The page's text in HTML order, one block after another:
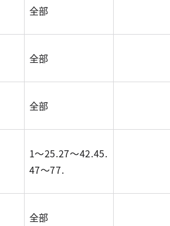
全部
全部
全部
1～25.27～42.45.
47～77.
全部